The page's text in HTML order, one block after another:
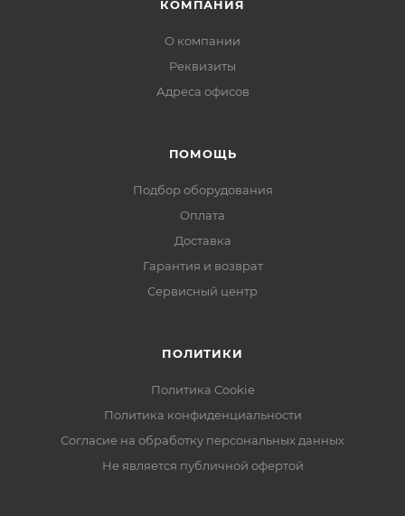
КОМПАНИЯ
О компании
Реквизиты
Адреса офисов
ПОМОЩЬ
Подбор оборудования
Оплата
Доставка
Гарантия и возврат
Сервисный центр
ПОЛИТИКИ
Политика Cookie
Политика конфиденциальности
Согласие на обработку персональных данных
Не является публичной офертой